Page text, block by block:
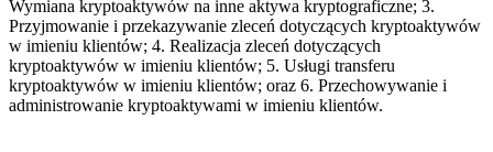
Wymiana kryptoaktywów na inne aktywa kryptograficzne; 3.
Przyjmowanie i przekazywanie zleceń dotyczących kryptoaktywów
w imieniu klientów; 4. Realizacja zleceń dotyczących
kryptoaktywów w imieniu klientów; 5. Usługi transferu
kryptoaktywów w imieniu klientów; oraz 6. Przechowywanie i
administrowanie kryptoaktywami w imieniu klientów.